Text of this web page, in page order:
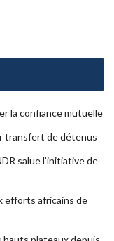
la confiance mutuelle
transfert de détenus
salue l’initiative de
efforts africains de